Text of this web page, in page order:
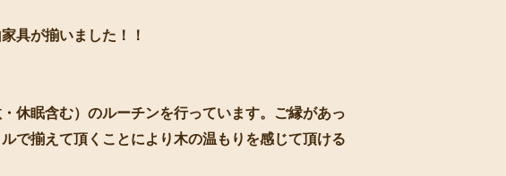
具が揃いました！！
休眠含む）のルーチンを行っています。ご縁があっ
で揃えて頂くことにより木の温もりを感じて頂ける